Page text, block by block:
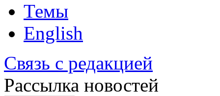
Темы
English
Связь с редакцией
Рассылка новостей